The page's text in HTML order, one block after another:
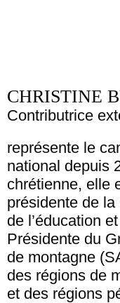
CHRISTINE
Contributrice
représente le
national depuis
chrétienne, elle
présidente de
de l’éducation
Présidente du
de montagne
des régions de
et des régions